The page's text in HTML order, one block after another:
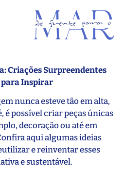
Criações Surpreendentes
para Inspirar
nunca esteve tão em alta,
é possível criar peças únicas
decoração ou até em
aqui algumas ideias
e reinventar esses
e sustentável.